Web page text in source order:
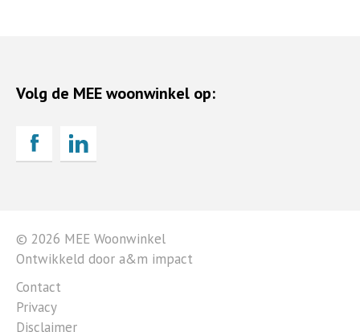
Volg de MEE woonwinkel op:
© 2026 MEE Woonwinkel
Ontwikkeld door a&m impact
Contact
Privacy
Disclaimer